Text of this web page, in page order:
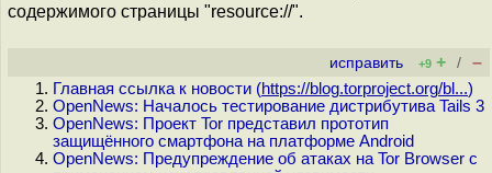
содержимого страницы "resource://".
исправить +9 + / –
Главная ссылка к новости (https://blog.torproject.org/bl...)
OpenNews: Началось тестирование дистрибутива Tails 3
OpenNews: Проект Tor представил прототип
защищённого смартфона на платформе Android
OpenNews: Предупреждение об атаках на Tor Browser с